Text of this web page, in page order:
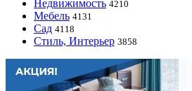
Недвижимость 4210
Мебель 4131
Сад 4118
Стиль, Интерьер 3858